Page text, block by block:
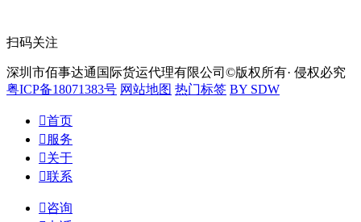
扫码关注
深圳市佰事达通国际货运代理有限公司©版权所有· 侵权必究
粤ICP备18071383号 网站地图 热门标签 BY SDW
首页
 服务
关于
联系
咨询